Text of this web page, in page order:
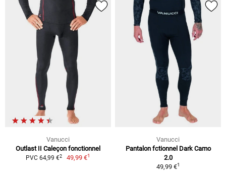
Vanucci
Outlast II Caleçon fonctionnel
PVC 64,99 €2 49,99 €1
Vanucci
Pantalon fctionnel Dark Camo
2.0
49,99 €1